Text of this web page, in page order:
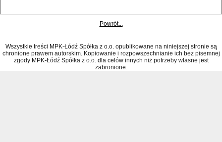
Powrót...
Wszystkie treści MPK-Łódź Spółka z o.o. opublikowane na niniejszej stronie są
chronione prawem autorskim. Kopiowanie i rozpowszechnianie ich bez pisemnej
zgody MPK-Łódź Spółka z o.o. dla celów innych niż potrzeby własne jest
zabronione.